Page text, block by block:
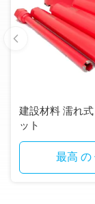
建設材料 濡れ
ット
最高 の